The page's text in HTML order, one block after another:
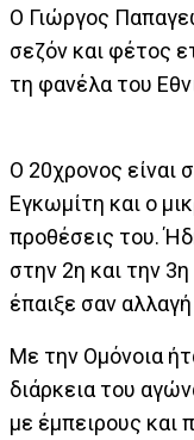
Ο Γιώργος
σεζόν και φέτος
τη φανέλα του
Ο 20χρονος είναι
Εγκωμίτη και ο
προθέσεις του.
στην 2η και την
έπαιξε σαν
Με την Ομόνοια
διάρκεια του
με έμπειρους και